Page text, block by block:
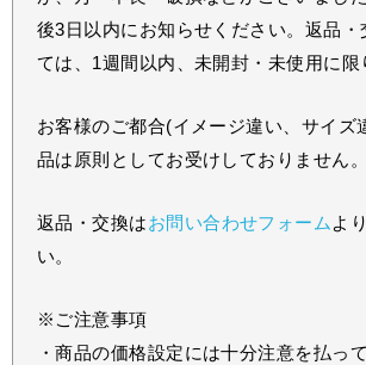
後3日以内にお知らせください。返品・
ては、1週間以内、未開封・未使用に限
お客様のご都合(イメージ違い、サイズ
品は原則としてお受けしておりません。
返品・交換はお問い合わせフォーム よ
い。
※ご注意事項
・商品の価格設定には十分注意を払っ